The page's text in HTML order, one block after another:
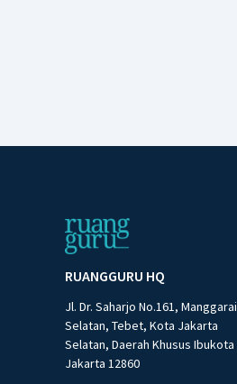
RUANGGURU HQ
Jl. Dr. Saharjo No.161, Manggarai
Selatan, Tebet, Kota Jakarta
Selatan, Daerah Khusus Ibukota
Jakarta 12860